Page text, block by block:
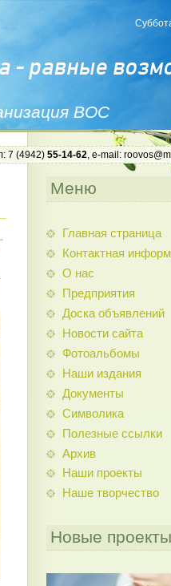
ВОС
7 (4942) 55-14-62, e-mail:
Меню
Главная страница
Контактная
О нас
Предприятия
Доска объявлений
Новости сайта
Фотоальбомы
Наши издания
Документы
Символика
Полезные ссылки
Архив
Наши проекты
Наше творчество
Новые проекты